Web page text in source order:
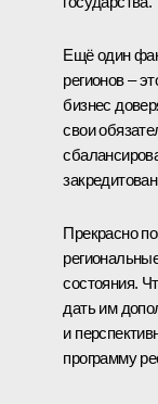
Ещё один
регионов –
бизнес
свои
Прекрасно
состояния.
дать им
и
программу